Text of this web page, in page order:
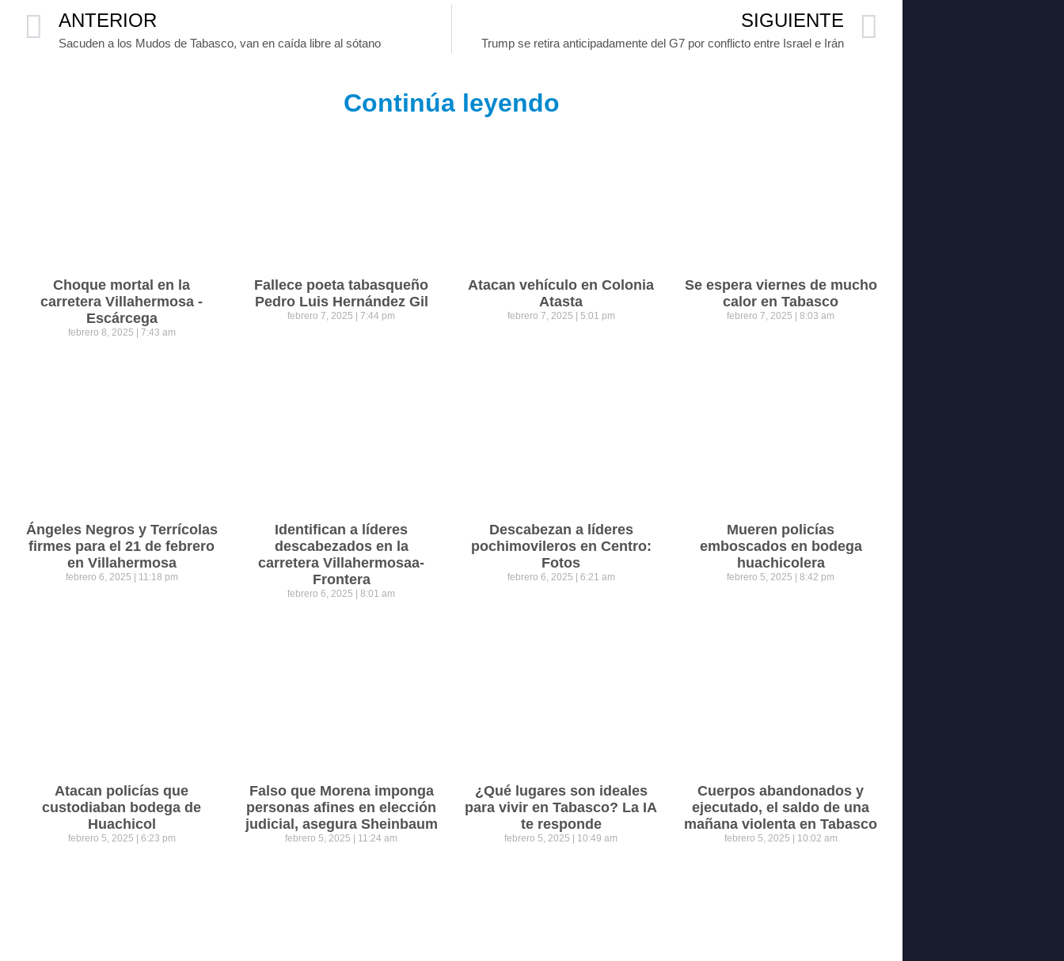
ANTERIOR
Sacuden a los Mudos de Tabasco, van en caída libre al sótano
SIGUIENTE
Trump se retira anticipadamente del G7 por conflicto entre Israel e Irán
Continúa leyendo
Choque mortal en la
carretera Villahermosa -
Escárcega
febrero 8, 2025 7:43 am
Fallece poeta tabasqueño
Pedro Luis Hernández Gil
febrero 7, 2025 7:44 pm
Atacan vehículo en Colonia
Atasta
febrero 7, 2025 5:01 pm
Se espera viernes de mucho
calor en Tabasco
febrero 7, 2025 8:03 am
Ángeles Negros y Terrícolas
firmes para el 21 de febrero
en Villahermosa
febrero 6, 2025 11:18 pm
Identifican a líderes
descabezados en la
carretera Villahermosaa-
Frontera
febrero 6, 2025 8:01 am
Descabezan a líderes
pochimovileros en Centro:
Fotos
febrero 6, 2025 6:21 am
Mueren policías
emboscados en bodega
huachicolera
febrero 5, 2025 8:42 pm
Atacan policías que
custodiaban bodega de
Huachicol
febrero 5, 2025 6:23 pm
Falso que Morena imponga
personas afines en elección
judicial, asegura Sheinbaum
febrero 5, 2025 11:24 am
¿Qué lugares son ideales
para vivir en Tabasco? La IA
te responde
febrero 5, 2025 10:49 am
Cuerpos abandonados y
ejecutado, el saldo de una
mañana violenta en Tabasco
febrero 5, 2025 10:02 am